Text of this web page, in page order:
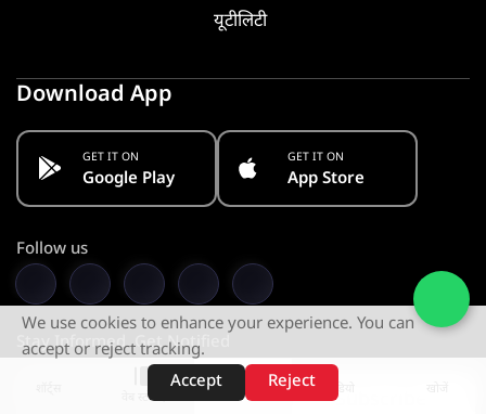
वेब स्टोरीज़
यूटीलिटी
Download App
GET IT ON
Google Play
GET IT ON
App Store
Follow us
Stay Informed. Get Notified
Subscribe
We use cookies to enhance your experience. You can
accept or reject tracking.
Accept
Reject